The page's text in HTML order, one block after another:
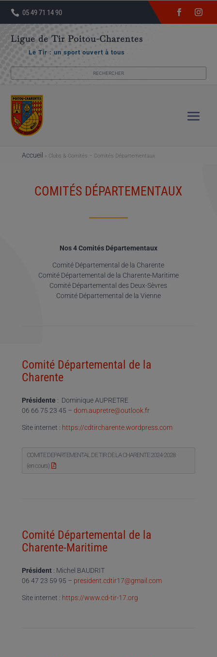
 05 49 71 14 90
Ligue de Tir Poitou-Charentes
Le Tir : un sport ouvert à tous
Accueil » Clubs & Comités – Comités Départementaux
COMITÉS DÉPARTEMENTAUX
Nos 4 Comités Départementaux
Comité Départemental de la Charente
Comité Départemental de la Charente-Maritime
Comité Départemental des Deux-Sèvres
Comité Départemental de la Vienne
Comité Départemental de la
Charente
Présidente : Dominique AUPRETRE
06 66 75 23 45 – dom.aupretre@outlook.fr
Site internet : https://cdtircharente.wordpress.com
COMITE DEPARTEMENTAL DE TIR DE LA CHARENTE 2024-2028
(en cours)
Comité Départemental de la
Charente-Maritime
Président: Michel BAUDRIT
06 47 23 59 95 – president.cdtir17@gmail.com
Site internet : https://www.cd-tir-17.org